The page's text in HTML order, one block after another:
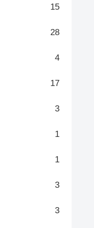
15
28
4
17
3
1
1
3
3